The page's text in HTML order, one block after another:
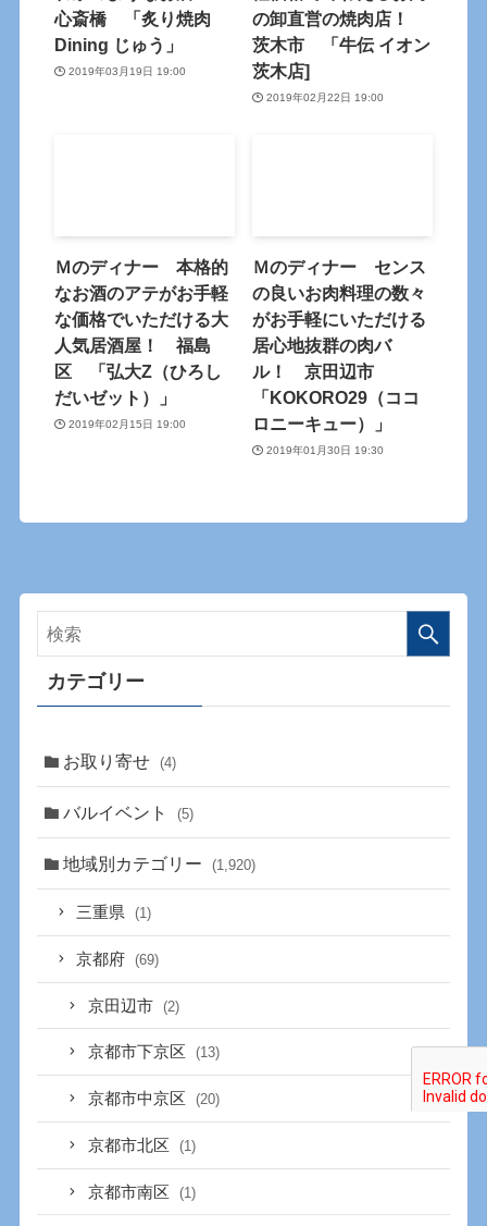
心斎橋 「炙り焼肉
Dining じゅう」
2019年03月19日 19:00
の卸直営の焼肉店！
茨木市 「牛伝 イオン
茨木店]
2019年02月22日 19:00
Ｍのディナー 本格的
なお酒のアテがお手軽
な価格でいただける大
人気居酒屋！ 福島
区 「弘大Z（ひろし
だいゼット）」
2019年02月15日 19:00
Ｍのディナー センス
の良いお肉料理の数々
がお手軽にいただける
居心地抜群の肉バ
ル！ 京田辺市
「KOKORO29（ココ
ロニーキュー）」
2019年01月30日 19:30
カテゴリー
お取り寄せ (4)
バルイベント (5)
地域別カテゴリー (1,920)
三重県 (1)
京都府 (69)
京田辺市 (2)
京都市下京区 (13)
京都市中京区 (20)
京都市北区 (1)
京都市南区 (1)